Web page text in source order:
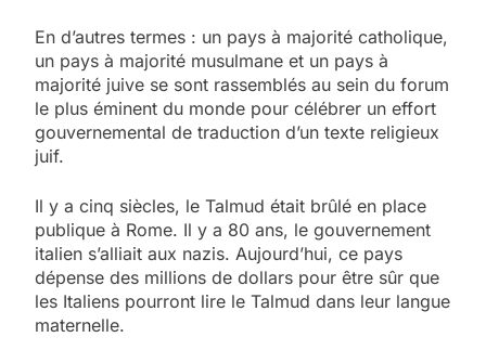
En d’autres termes : un pays à majorité catholique,
un pays à majorité musulmane et un pays à
majorité juive se sont rassemblés au sein du forum
le plus éminent du monde pour célébrer un effort
gouvernemental de traduction d’un texte religieux
juif.
Il y a cinq siècles, le Talmud était brûlé en place
publique à Rome. Il y a 80 ans, le gouvernement
italien s’alliait aux nazis. Aujourd’hui, ce pays
dépense des millions de dollars pour être sûr que
les Italiens pourront lire le Talmud dans leur langue
maternelle.